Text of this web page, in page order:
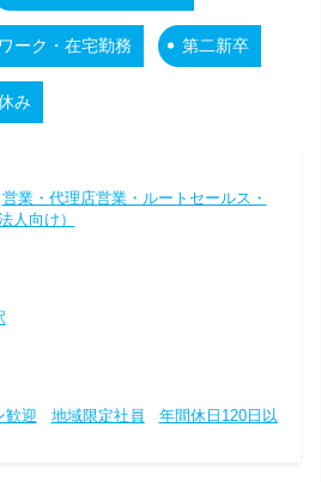
ーク・在宅勤務 第二新卒
み
営業・代理店営業・ルートセールス・
人向け）
歓迎 地域限定社員
年間休日120日以